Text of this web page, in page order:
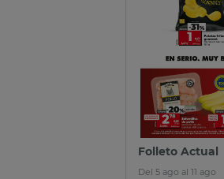
Folleto Actual
Del 5 ago al 11 ago